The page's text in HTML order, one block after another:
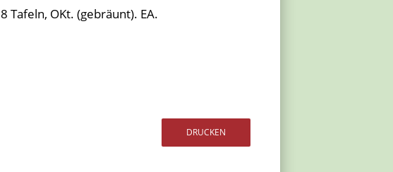
Tafeln, OKt. (gebräunt). EA.